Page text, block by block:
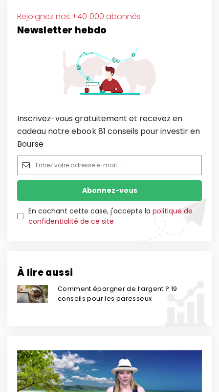
Rejoignez nos +40 000 abonnés
Newsletter hebdo
Inscrivez-vous gratuitement et recevez en
cadeau notre ebook 81 conseils pour investir en
Bourse
En cochant cette case, j'accepte la politique de
confidentialité de ce site
À lire aussi
Comment épargner de l’argent ? 19
conseils pour les paresseux